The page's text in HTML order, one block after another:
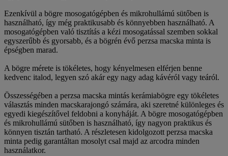
Ezenkívül a bögre mosogatógépben és mikrohullámú sütőben is
használható, így még praktikusabb és könnyebben használható. A
mosogatógépben való tisztítás a kézi mosogatással szemben sokkal
egyszerűbb és gyorsabb, és a bögrén évő perzsa macska minta is
épségben marad.
A bögre mérete is tökéletes, hogy kényelmesen elférjen benne
kedvenc italod, legyen szó akár egy nagy adag kávéról vagy teáról.
Összességében a perzsa macska mintás kerámiabögre egy tökéletes
választás minden macskarajongó számára, aki szeretné különleges és
egyedi kiegészítővel feldobni a konyháját. A bögre mosogatógépben
és mikrohullámú sütőben is használható, így nagyon praktikus és
könnyen tisztán tartható. A részletesen kidolgozott perzsa macska
minta pedig garantáltan mosolyt csal majd az arcodra minden
használatkor.